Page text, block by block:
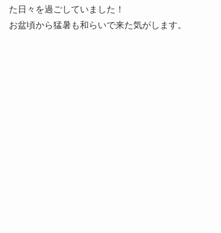
た日々を過ごしていました！
お盆頃から猛暑も和らいで来た気がします。